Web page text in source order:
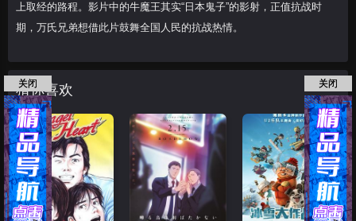
上取经的路程。影片中的牛魔王其实“日本鬼子”的影射，正值抗战时
期，万氏兄弟想借此片鼓舞全国人民的抗战热情。
猜你喜欢
关闭 关闭